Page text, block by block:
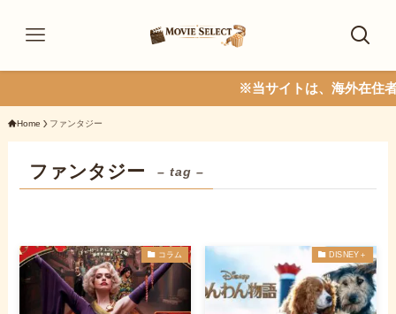
※当サイトは、海外在住者の方
Home ファンタジー
ファンタジー – tag –
コラム DISNEY＋